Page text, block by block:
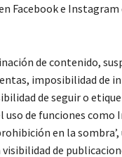
Facebook e Instagram
de contenido,
imposibilidad de
de seguir o
uso de funciones como
en la
de